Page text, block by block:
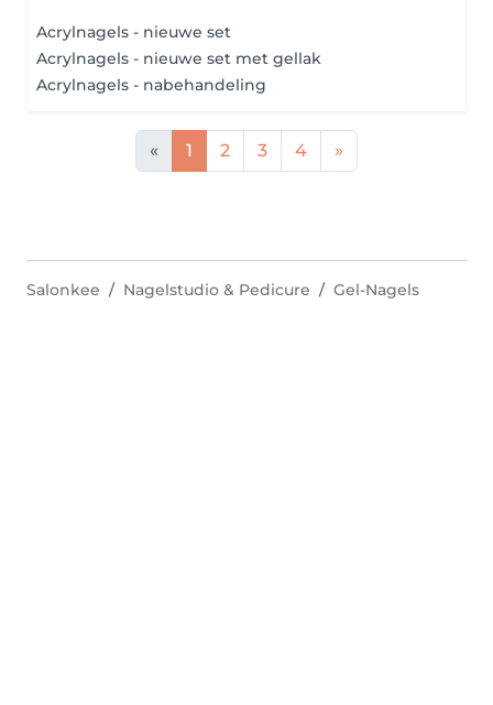
Acrylnagels - nieuwe set
Acrylnagels - nieuwe set met gellak
Acrylnagels - nabehandeling
« 1 2 3 4 »
Salonkee Nagelstudio & Pedicure Gel-Nagels